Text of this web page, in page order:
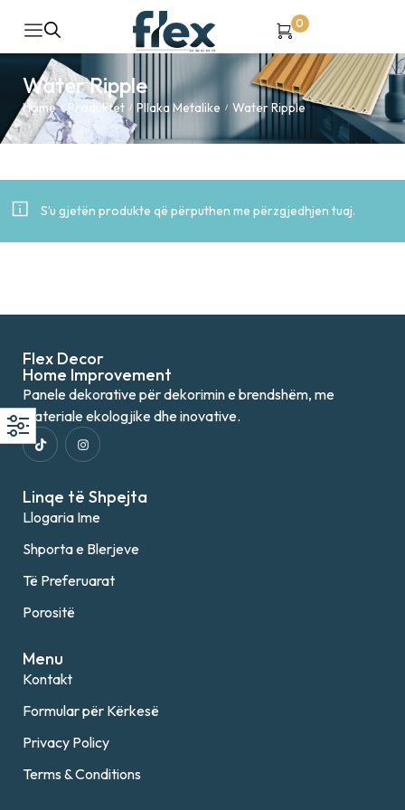
0
Water Ripple
Home / Produktet / Pllaka Metalike / Water Ripple
S’u gjetën produkte që përputhen me përzgjedhjen tuaj.
Flex Decor
Home Improvement
Panele dekorative për dekorimin e brendshëm, me
materiale ekologjike dhe inovative.
Linqe të Shpejta
Llogaria Ime
Shporta e Blerjeve
Të Preferuarat
Porositë
Menu
Kontakt
Formular për Kërkesë
Privacy Policy
Terms & Conditions